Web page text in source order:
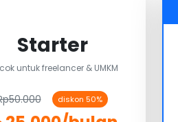
Starter
untuk freelancer & UMKM
diskon 50%